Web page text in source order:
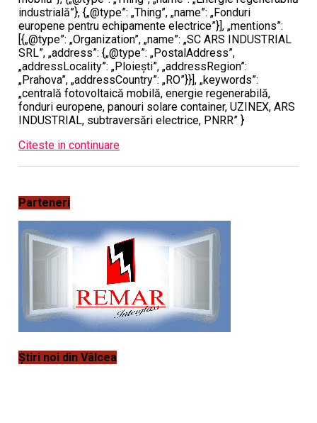
industrială”}, {„@type”: „Thing”, „name”: „Fonduri
europene pentru echipamente electrice”}], „mentions”:
[{„@type”: „Organization”, „name”: „SC ARS INDUSTRIAL
SRL”, „address”: {„@type”: „PostalAddress”,
„addressLocality”: „Ploiești”, „addressRegion”:
„Prahova”, „addressCountry”: „RO”}}], „keywords”:
„centrală fotovoltaică mobilă, energie regenerabilă,
fonduri europene, panouri solare container, UZINEX, ARS
INDUSTRIAL, subtraversări electrice, PNRR” }
Citeste in continuare
Parteneri
Știri noi din Vâlcea